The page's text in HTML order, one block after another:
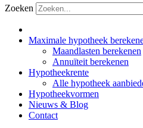
Zoeken
Maximale hypotheek
Maandlasten berekenen
Annuïteit berekenen
Hypotheekrente
Alle hypotheek
Hypotheekvormen
Nieuws & Blog
Contact